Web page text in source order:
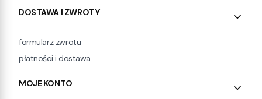
DOSTAWA I ZWROTY
formularz zwrotu
płatności i dostawa
MOJE KONTO